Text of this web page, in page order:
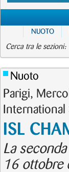
NUOTO
Cerca tra le sezioni:
Nuoto
Parigi,
ISL
La
16 ottobre